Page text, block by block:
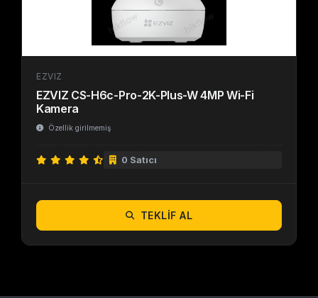
EZVIZ
EZVIZ CS-H6c-Pro-2K-Plus-W 4MP Wi-Fi
Kamera
Özellik girilmemiş
0 Satıcı
TEKLIF AL